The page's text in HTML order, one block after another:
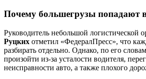
Почему большегрузы попадают
Руководитель небольшой логистической
Руцких отметил «ФедералПресс», что
разбирать отдельно. Однако, по его
произойти из-за усталости водителя,
неисправности авто, а также плохого